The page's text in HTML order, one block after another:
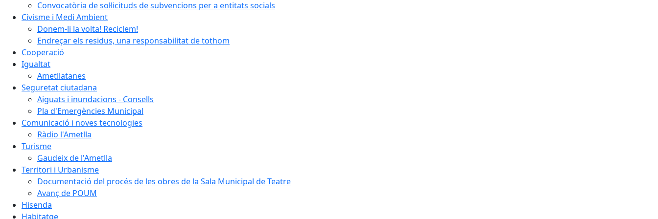
Convocatòria de sol·licituds de subvencions per a entitats socials
Civisme i Medi Ambient
Donem-li la volta! Reciclem!
Endreçar els residus, una responsabilitat de tothom
Cooperació
Igualtat
Ametllatanes
Seguretat ciutadana
Aiguats i inundacions - Consells
Pla d'Emergències Municipal
Comunicació i noves tecnologies
Ràdio l'Ametlla
Turisme
Gaudeix de l'Ametlla
Territori i Urbanisme
Documentació del procés de les obres de la Sala Municipal de Teatre
Avanç de POUM
Hisenda
Habitatge